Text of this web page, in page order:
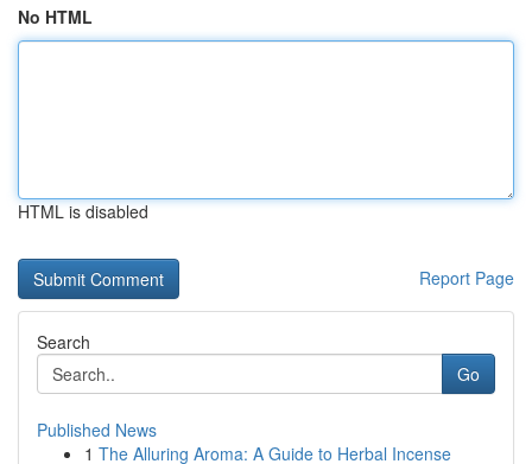
No HTML
HTML is disabled
Report Page
Search
Go
Published News
1 The Alluring Aroma: A Guide to Herbal Incense